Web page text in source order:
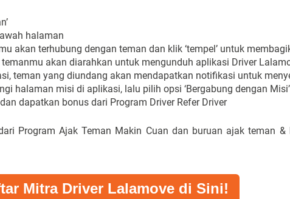
halaman
akan terhubung dengan teman dan klik ‘tempel’ untuk
akan diarahkan untuk mengunduh aplikasi Driver
teman yang diundang akan mendapatkan notifikasi untuk
halaman misi di aplikasi, lalu pilih opsi ‘Bergabung dengan Misi’
dapatkan bonus dari Program Driver Refer Driver
Program Ajak Teman Makin Cuan dan buruan ajak teman
Mitra Driver Lalamove di Sini!